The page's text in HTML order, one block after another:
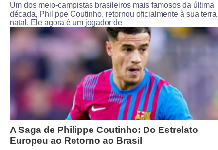
Um dos meio-campistas brasileiros mais famosos da última
década, Philippe Coutinho, retornou oficialmente à sua terra
natal. Ele agora é um jogador de
A Saga de Philippe Coutinho: Do Estrelato
Europeu ao Retorno ao Brasil